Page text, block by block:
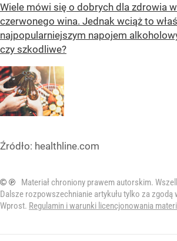
Wiele mówi się o dobrych dla zdrowia
czerwonego wina. Jednak wciąż to
najpopularniejszym napojem
czy szkodliwe?
Źródło: healthline.com
© ℗
Materiał chroniony prawem autorskim.
Dalsze rozpowszechnianie artykułu tylko za zgodą
Wprost. Regulamin i warunki licencjonowania